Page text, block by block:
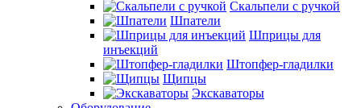
Скальпели с ручкой
Шпатели
Шприцы для
инъекций
Штопфер-гладилки
Щипцы
Экскаваторы